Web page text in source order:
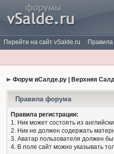
Перейти на сайт vSalde.ru
Форум вСалде.ру | Верхняя
Правила форума
Правила регистрации:
1. Ник может состоять из
2. Ник не должен содержать
3. Аватар пользователя должен
4. В поле сайт можно указывать